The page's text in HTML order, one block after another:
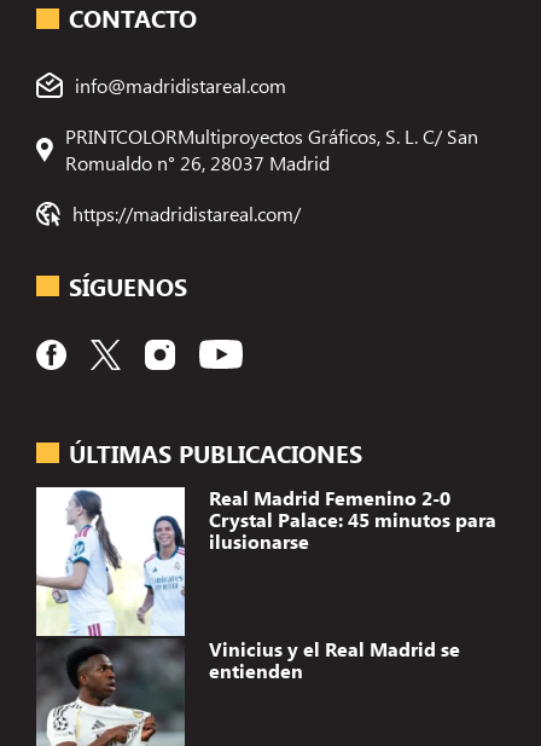
ÚLTIMAS PUBLICACIONES
Real Madrid Femenino 2-0
Crystal Palace: 45 minutos para
ilusionarse
Vinicius y el Real Madrid se
entienden
CONTACTO
info@madridistareal.com
PRINTCOLORMultiproyectos Gráficos, S. L. C/ San
Romualdo n° 26, 28037 Madrid
https://madridistareal.com/
SÍGUENOS